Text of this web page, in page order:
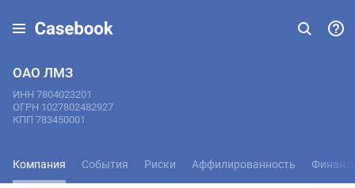
ОАО ЛМЗ
ИНН 7804023201
ОГРН 1027802482927
КПП 783450001
Компания События Риски Аффилированность